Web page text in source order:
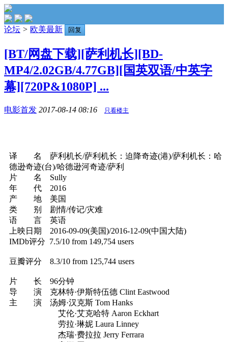
论坛 > 欧美最新 回复
[BT/网盘下载][萨利机长][BD-
MP4/2.02GB/4.77GB][国英双语/中英字
幕][720P&1080P] ...
电影首发 2017-08-14 08:16 只看楼主
译 名 萨利机长/萨利机长：迫降奇迹(港)/萨利机长：哈
德逊奇迹(台)/哈德逊河奇迹/萨利
片 名 Sully
年 代 2016
产 地 美国
类 别 剧情/传记/灾难
语 言 英语
上映日期 2016-09-09(美国)/2016-12-09(中国大陆)
IMDb评分 7.5/10 from 149,754 users
豆瓣评分 8.3/10 from 125,744 users
片 长 96分钟
导 演 克林特·伊斯特伍德 Clint Eastwood
主 演 汤姆·汉克斯 Tom Hanks
艾伦·艾克哈特 Aaron Eckhart
劳拉·琳妮 Laura Linney
杰瑞·费拉拉 Jerry Ferrara